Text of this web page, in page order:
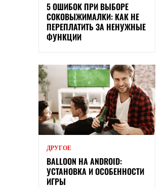
5 ОШИБОК ПРИ ВЫБОРЕ
СОКОВЫЖИМАЛКИ: КАК НЕ
ПЕРЕПЛАТИТЬ ЗА НЕНУЖНЫЕ
ФУНКЦИИ
ДРУГОЕ
BALLOON НА ANDROID:
УСТАНОВКА И ОСОБЕННОСТИ
ИГРЫ